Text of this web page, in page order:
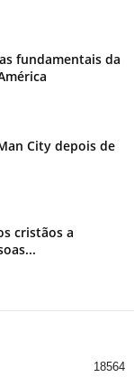
fundamentais da
City depois de
cristãos a
18564